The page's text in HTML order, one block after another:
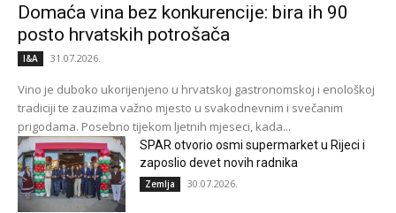
Domaća vina bez konkurencije: bira ih 90
posto hrvatskih potrošača
I&A 31.07.2026.
Vino je duboko ukorijenjeno u hrvatskoj gastronomskoj i enološkoj
tradiciji te zauzima važno mjesto u svakodnevnim i svečanim
prigodama. Posebno tijekom ljetnih mjeseci, kada...
SPAR otvorio osmi supermarket u Rijeci i
zaposlio devet novih radnika
Zemlja 30.07.2026.